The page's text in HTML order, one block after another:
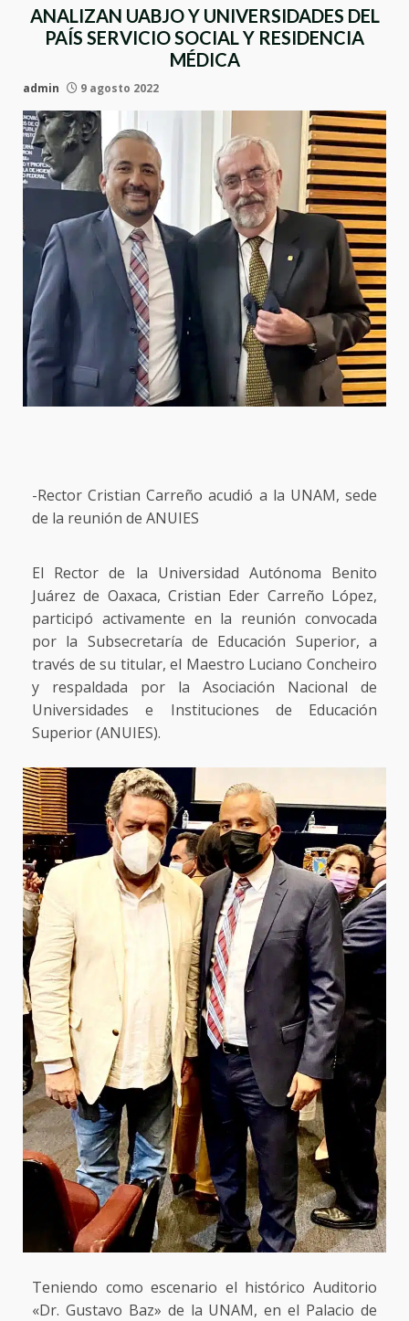
ANALIZAN UABJO Y UNIVERSIDADES DEL
PAÍS SERVICIO SOCIAL Y RESIDENCIA
MÉDICA
admin 9 agosto 2022
-Rector Cristian Carreño acudió a la UNAM, sede
de la reunión de ANUIES
El Rector de la Universidad Autónoma Benito
Juárez de Oaxaca, Cristian Eder Carreño López,
participó activamente en la reunión convocada
por la Subsecretaría de Educación Superior, a
través de su titular, el Maestro Luciano Concheiro
y respaldada por la Asociación Nacional de
Universidades e Instituciones de Educación
Superior (ANUIES).
Teniendo como escenario el histórico Auditorio
«Dr. Gustavo Baz» de la UNAM, en el Palacio de